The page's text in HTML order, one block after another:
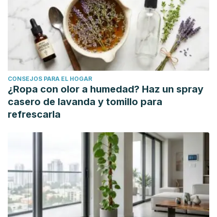
remedies to control head lice: assessment of home
remedies to control the human head louse, Pediculus
humanus capitis (Anoplura: Pediculidae).
J Pediatr Nurs
2004;19(6):393-398.
https://doi.org/10.1016/j.pedn.2004.11.002.
Young-Cheol Yang, Hoi-Seon Lee, JM Clark, Young-Joon
Ahn, Actividad insecticida de aceites vegetales esenciales
contra
Pediculus humanus capitis
(Anoplura:
Número 4, 1 de julio de 2004, Páginas 699–
https://doi.org/10.1603/0022-2585-41.4.699.
Di Campli, E., Di Bartolomeo, S., Delli Pizzi, P.
et al.
Actividad
del aceite de árbol de té y nerolidol solo o en
combinación contra
Pediculus capitis(piojos) y sus
huevos. Parasitol Res
1985–1992
CONSEJOS PARA EL HOGAR
¿Ropa con olor a humedad? Haz un spray
casero de lavanda y tomillo para
refrescarla